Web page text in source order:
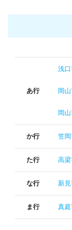
あ行
浅口
岡
岡
か行 笠岡
た行 高梁
な行 新見
ま行 真庭